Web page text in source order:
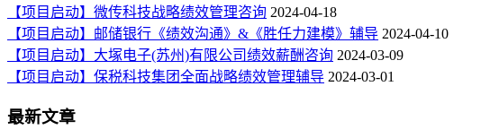
【项目启动】微传科技战略绩效管理咨询 2024-04-18
【项目启动】邮储银行《绩效沟通》&《胜任力建模》辅导 2024-04-10
【项目启动】大塚电子(苏州)有限公司绩效薪酬咨询 2024-03-09
【项目启动】保税科技集团全面战略绩效管理辅导 2024-03-01
最新文章